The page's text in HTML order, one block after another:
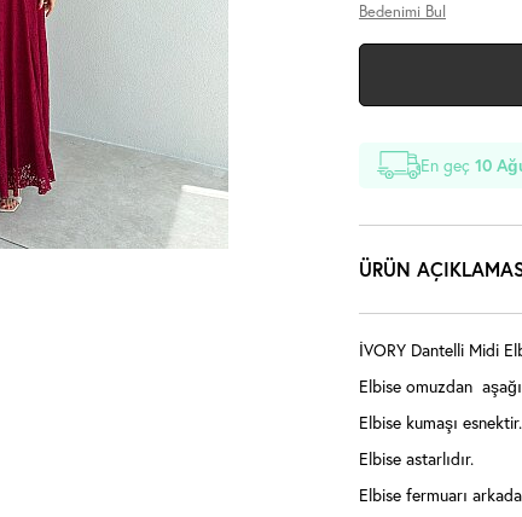
Bedenimi Bul
En geç10
ÜRÜN
İVORY Dantelli Midi
Elbise omuzdan
Elbise kumaşı esnektir.
Elbise astarlıdır.
Elbise fermuarı